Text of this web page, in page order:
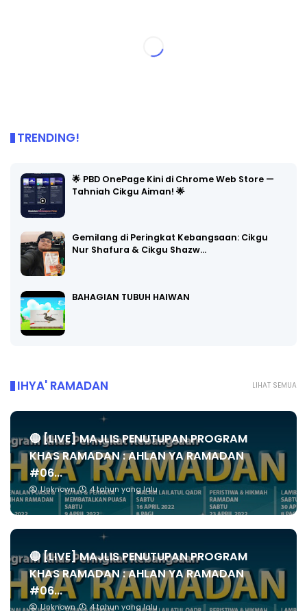
TRENDING!
🌟 PBD OnePage Kini di Chrome Web Store —
Tahniah Cikgu Aiman! 🌟
Gemilang di Peringkat Kebangsaan: Cikgu
Nur Shafura & Cikgu Shazw…
BAHAGIAN TUBUH HAIWAN
LIHAT SEMUA
IHYA' RAMADAN
🔴 [LIVE] MAJLIS PENUTUPAN PROGRAM
KHAS RAMADAN : AHLAN YA RAMADAN
#06...
Unknown 4 tahun yang lalu
🔴 [LIVE] MAJLIS PENUTUPAN PROGRAM
KHAS RAMADAN : AHLAN YA RAMADAN
#06...
Unknown 4 tahun yang lalu